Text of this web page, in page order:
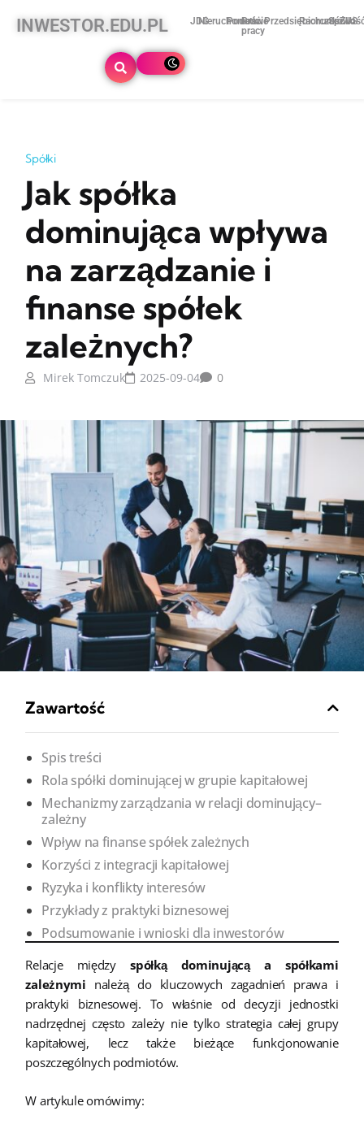
INWESTOR.EDU.PL JDGNieruchomości
Podatki
Prawo
pracy
Przedsiębiorczość
Spółki
ZUS
Spółki
Jak spółka
dominująca wpływa
na zarządzanie i
finanse spółek
zależnych?
Mirek Tomczuk 2025-09-04 0
Zawartość
Spis treści
Rola spółki dominującej w grupie kapitałowej
Mechanizmy zarządzania w relacji dominujący–
zależny
Wpływ na finanse spółek zależnych
Korzyści z integracji kapitałowej
Ryzyka i konflikty interesów
Przykłady z praktyki biznesowej
Podsumowanie i wnioski dla inwestorów
Relacje międzyspółką dominującą a spółkami
zależnymi należą do kluczowych zagadnień prawa i
praktyki biznesowej. To właśnie od decyzji jednostki
nadrzędnej często zależy nie tylko strategia całej grupy
kapitałowej, lecz także bieżące funkcjonowanie
poszczególnych podmiotów.
W artykule omówimy: